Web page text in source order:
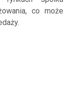
co może